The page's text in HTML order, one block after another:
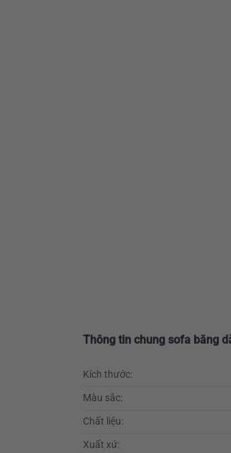
Thông tin chung sofa băng
Kích thước:
Màu sắc:
Chất liệu:
Xuất xứ: